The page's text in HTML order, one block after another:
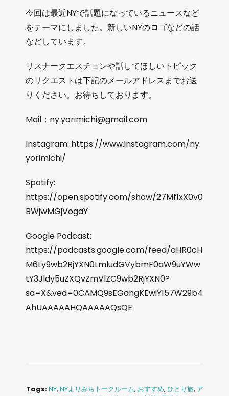
今回は最近NYで話題になっているニュースなど
をテーマにしました。新しいNYのロゴなどの話
などしています。
リスナークエスチョンや話してほしいトピック
のリクエストは下記のメールアドレスまでお送
りください。お待ちしております。
Mail：ny.yorimichi@gmail.com
Instagram: https://www.instagram.com/ny.
yorimichi/
Spotify:
https://open.spotify.com/show/27Mf1xX0v0
BWjwMGjVogaY
Google Podcast:
https://podcasts.google.com/feed/aHR0cH
M6Ly9wb2RjYXN0LmludGVybmF0aW9uYWw
tY3Jldy5uZXQvZmVlZC9wb2RjYXN0?
sa=X&ved=0CAMQ9sEGahgKEwiY157W29b4
AhUAAAAAHQAAAAAQsQE
Tags:NY, NYよりみちトークルーム, おすすめ, ひとり旅, ア